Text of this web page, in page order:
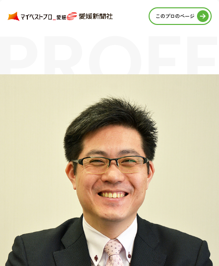
このプロのページ